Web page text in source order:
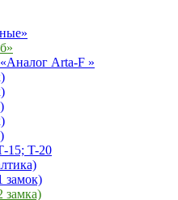
Arta-F »
15; T-20
замок)
замка)